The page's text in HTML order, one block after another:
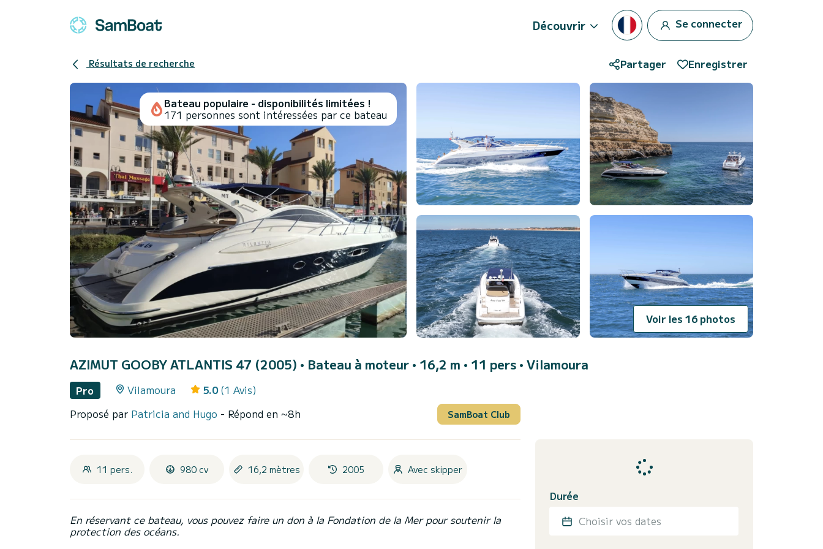
Découvrir Se connecter
Résultats de recherche Partager Enregistrer
Voir les 16 photos
Bateau populaire - disponibilités limitées !
171 personnes sont intéressées par ce bateau
AZIMUT GOOBY ATLANTIS 47 (2005) • Bateau à moteur • 16,2 m • 11 pers • Vilamoura
Pro Vilamoura 5.0 (1 Avis)
Proposé par Patricia and Hugo - Répond en ~8h SamBoat Club
11 pers. 980 cv 16,2 mètres 2005 Avec skipper
En réservant ce bateau, vous pouvez faire un don à la Fondation de la Mer pour soutenir la
protection des océans.
Durée
Choisir vos dates